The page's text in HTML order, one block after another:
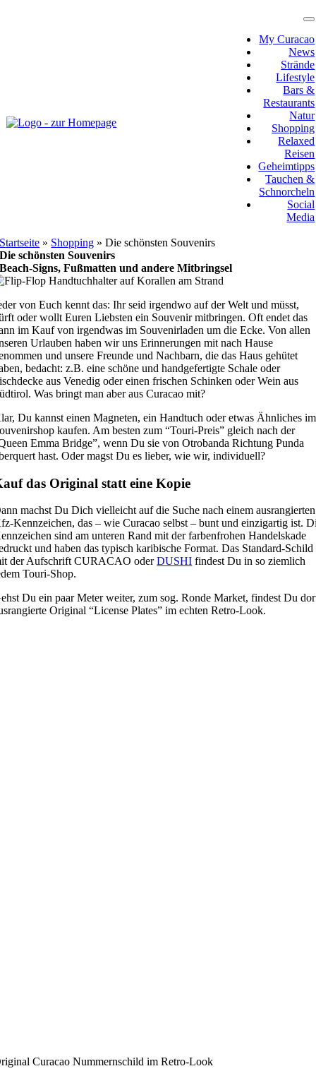
My Curacao
News
Strände
Lifestyle
Bars &
Restaurants
Natur
Shopping
Relaxed
Reisen
Geheimtipps
Tauchen &
Schnorcheln
Social
Media
Startseite » Shopping »Die schönsten Souvenirs
Die schönsten Souvenirs
Beach-Signs, Fußmatten und andere Mitbringsel
von Euch kennt das: Ihr seid irgendwo auf der Welt und müsst,
oder wollt Euren Liebsten ein Souvenir mitbringen. Oft endet das
im Kauf von irgendwas im Souvenirladen um die Ecke. Von allen
Urlauben haben wir uns Erinnerungen mit nach Hause
und unsere Freunde und Nachbarn, die das Haus gehütet
bedacht: z.B. eine schöne und handgefertigte Schale oder
aus Venedig oder einen frischen Schinken oder Wein aus
Was bringt man aber aus Curacao mit?
Du kannst einen Magneten, ein Handtuch oder etwas Ähnliches im
kaufen. Am besten zum “Touri-Preis” gleich nach der
Emma Bridge”, wenn Du sie von Otrobanda Richtung Punda
hast. Oder magst Du es lieber, wie wir, individuell?
das Original statt eine Kopie
machst Du Dich vielleicht auf die Suche nach einem ausrangierten
Kennzeichen, das – wie Curacao selbst – bunt und einzigartig ist.
sind am unteren Rand mit der farbenfrohen Handelskade
und haben das typisch karibische Format. Das Standard-Schild
der Aufschrift CURACAO oderDUSHI findest Du in so ziemlich
Touri-Shop.
Du ein paar Meter weiter, zum sog. Ronde Market, findest Du
Original “License Plates” im echten Retro-Look.
Curacao Nummernschild im Retro-Look